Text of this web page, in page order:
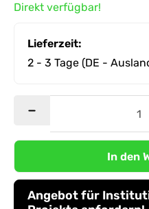
Direkt verfügbar!
Lieferzeit:
2 - 3 Tage (DE -
In den
Angebot für